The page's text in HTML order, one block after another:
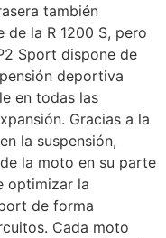
también
de la R 1200 S, pero
Sport dispone de
deportiva
en todas las
Gracias a la
la suspensión,
la moto en su parte
optimizar la
de forma
Cada moto